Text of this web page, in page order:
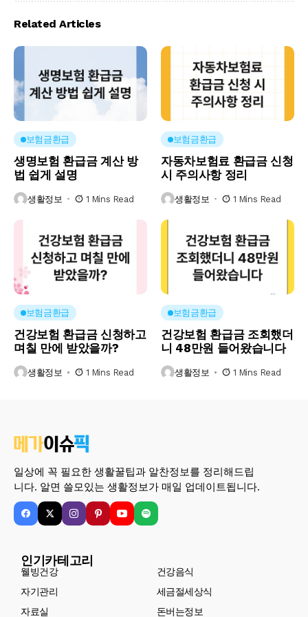
Related Articles
보험금환급
생명보험 환급금 계산 방
법 쉽게 설명
생활정보 1 Mins Read
보험금환급
자동차보험료 환급금 신청
시 주의사항 정리
생활정보 1 Mins Read
보험금환급
건강보험 환급금 신청하고
며칠 만에 받았을까?
생활정보 1 Mins Read
보험금환급
건강보험 환급금 조회했더
니 48만원 들어왔습니다
생활정보 1 Mins Read
일상에 꼭 필요한 생활꿀팁과 알찬정보를 정리해드립
니다. 알면 쓸모있는 생활정보가 매일 업데이트됩니다.
인기카테고리
웰빙건강
건강음식
자기관리
세금절세상식
자료실
돈버는정보